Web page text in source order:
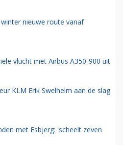
nieuwe route vanaf
vlucht met Airbus A350-900 uit
KLM Erik Swelheim aan de slag
met Esbjerg: 'scheelt zeven